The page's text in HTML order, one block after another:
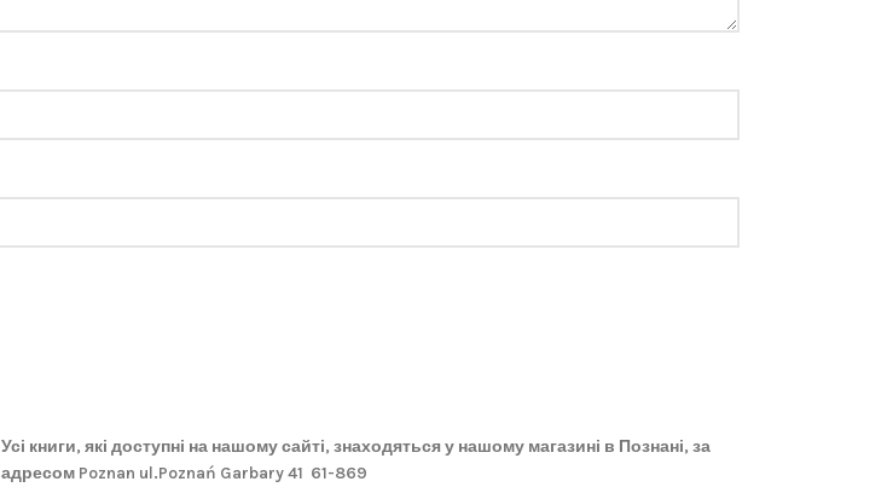
Усі книги, які доступні на нашому сайті, знаходяться у нашому магазині в Познані, за
адресом Poznan ul.Poznań Garbary 41 61-869